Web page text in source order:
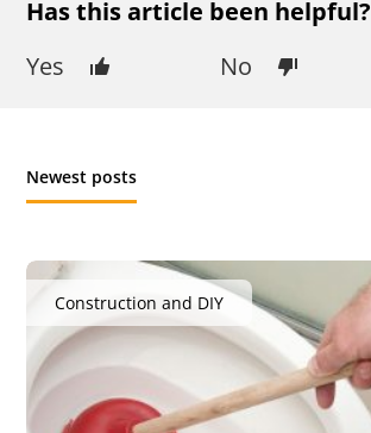
Has this article been helpful?
Yes
No
Newest posts
Construction and DIY